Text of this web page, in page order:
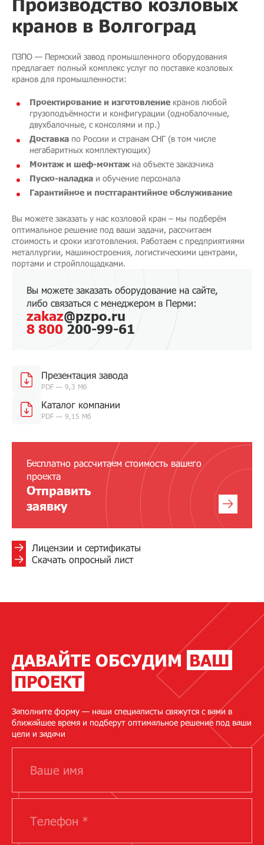
кранов в Волгоград
ПЗПО — Пермский завод промышленного оборудования
предлагает полный комплекс услуг по поставке козловых
кранов для промышленности:
Проектирование и изготовление кранов любой
грузоподъёмности и конфигурации (однобалочные,
двухбалочные, с консолями и пр.)
Доставка по России и странам СНГ (в том числе
негабаритных комплектующих)
Монтаж и шеф-монтаж на объекте заказчика
Пуско-наладка и обучение персонала
Гарантийное и постгарантийное обслуживание
Вы можете заказать у нас козловой кран – мы подберём
оптимальное решение под ваши задачи, рассчитаем
стоимость и сроки изготовления. Работаем с предприятиями
металлургии, машиностроения, логистическими центрами,
портами и стройплощадками.
Вы можете заказать оборудование на сайте,
либо связаться с менеджером в Перми:
zakaz@pzpo.ru
8 800 200-99-61
Презентация завода
PDF — 9,3 Мб
Каталог компании
PDF — 9,15 Мб
Бесплатно рассчитаем стоимость вашего
проекта
Отправить
заявку
Лицензии и сертификаты
Скачать опросный лист
ДАВАЙТЕ ОБСУДИМ ВАШ
ПРОЕКТ
Заполните форму — наши специалисты свяжутся с вами в
ближайшее время и подберут оптимальное решение под ваши
цели и задачи